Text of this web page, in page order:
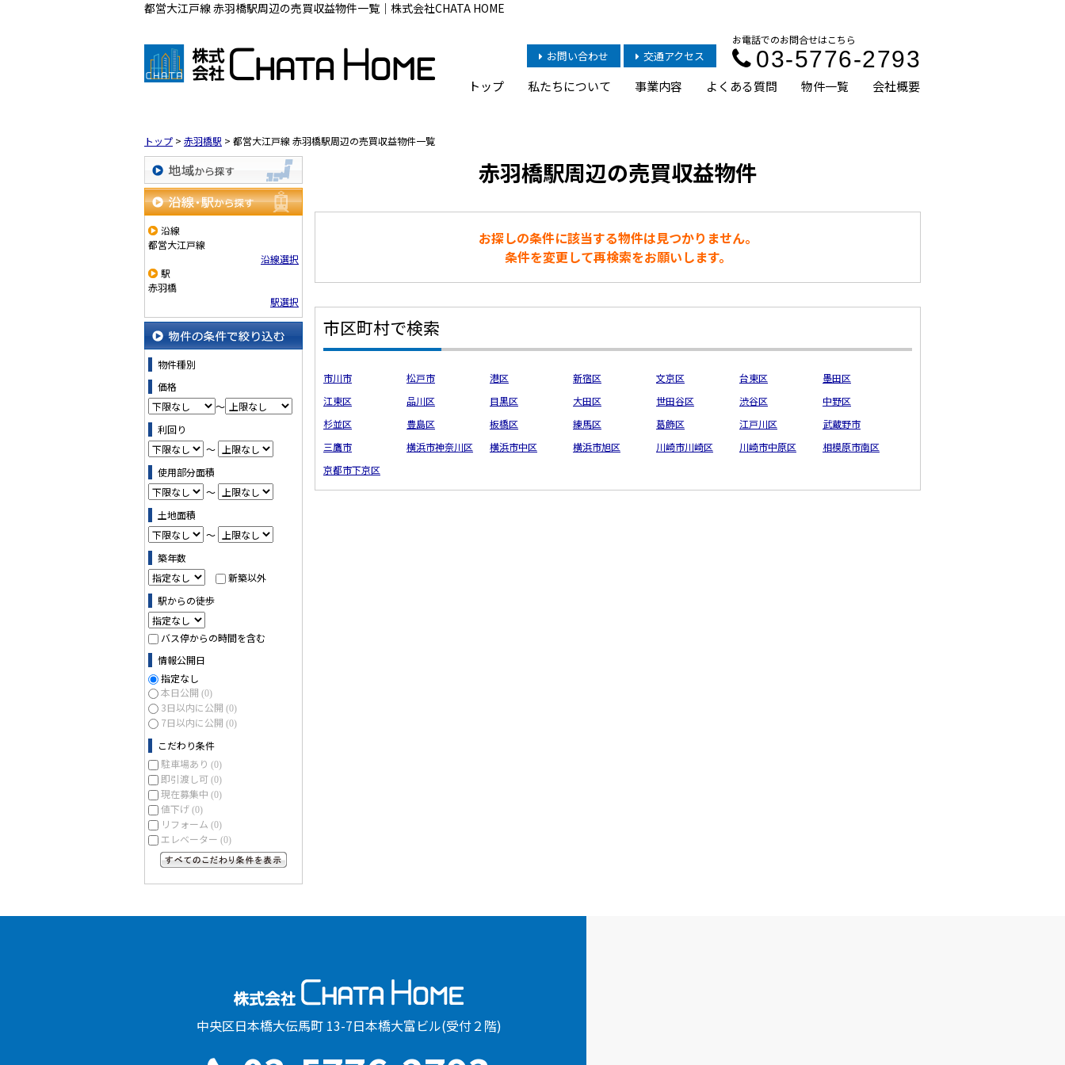
都営大江戸線 赤羽橋駅周辺の売買収益物件一覧｜株式会社CHATA HOME
お電話でのお問合せはこちら
03-5776-2793
お問い合わせ 交通アクセス
トップ 私たちについて 事業内容 よくある質問 物件一覧 会社概要
トップ > 赤羽橋駅 > 都営大江戸線 赤羽橋駅周辺の売買収益物件一覧
地域から探す
沿線・駅から探す
沿線
都営大江戸線
沿線選択
駅
赤羽橋
駅選択
物件の条件で絞り込む
物件種別
価格
～
利回り
～
使用部分面積
～
土地面積
～
築年数
新築以外
駅からの徒歩
バス停からの時間を含む
情報公開日
指定なし
本日公開 (0)
3日以内に公開 (0)
7日以内に公開 (0)
こだわり条件
駐車場あり (0)
即引渡し可 (0)
現在募集中 (0)
値下げ (0)
リフォーム (0)
エレベーター (0)
赤羽橋駅周辺の売買収益物件
お探しの条件に該当する物件は見つかりません。
条件を変更して再検索をお願いします。
市区町村で検索
市川市 松戸市 港区 新宿区 文京区 台東区
墨田区
江東区
品川区 目黒区 大田区 世田谷区 渋谷区
中野区
杉並区
豊島区 板橋区 練馬区 葛飾区 江戸川区
武蔵野市
三鷹市
横浜市神奈川区 横浜市中区 横浜市旭区 川崎市川崎区 川崎市中原区
相模原市南区
京都市下京区
中央区日本橋大伝馬町 13-7日本橋大富ビル(受付２階)